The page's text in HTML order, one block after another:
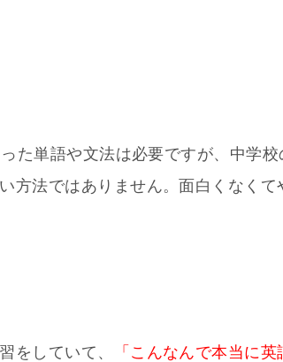
た単語や文法は必要ですが、中学
方法ではありません。面白くなく
をしていて、
「こんなんで本当に